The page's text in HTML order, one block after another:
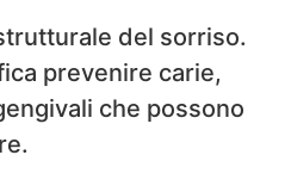
del sorriso.
prevenire carie,
che possono